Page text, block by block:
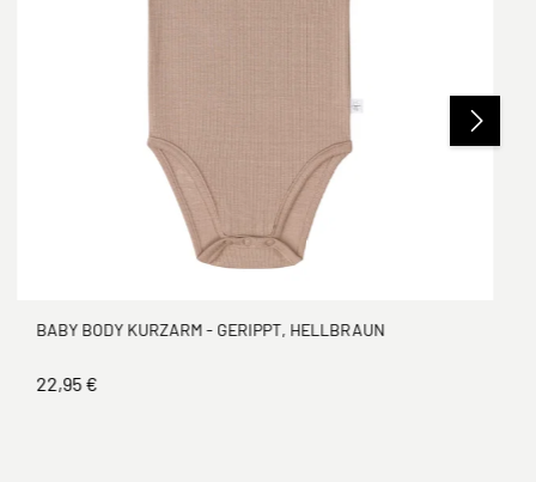
BABY BODY KURZARM - GERIPPT, HELLBRAUN
22,95 €